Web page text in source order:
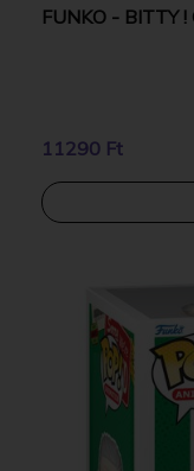
FUNKO - BITTY !
11290 Ft